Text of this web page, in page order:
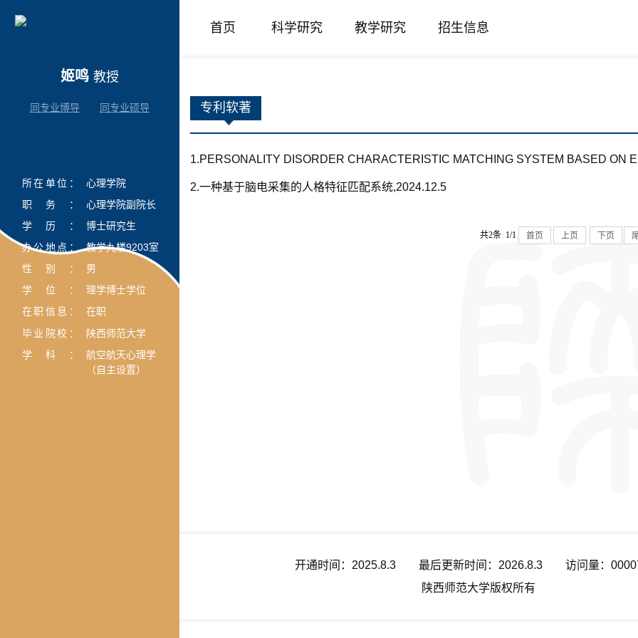
首页 科学研究 教学研究 招生信息
姬鸣 教授
同专业博导 同专业硕导
所在单位：
心理学院
职务：
心理学院副院长
学历：
博士研究生
办公地点：
教学九楼9203室
性别：
男
学位：
理学博士学位
在职信息：
在职
毕业院校：
陕西师范大学
学科：
航空航天心理学
（自主设置）
专利软著
1.PERSONALITY DISORDER CHARACTERISTIC MATCHING SYSTEM BASED ON
2.一种基于脑电采集的人格特征匹配系统,2024.12.5
共2条 1/1 首页 上页 下页
开通时间： 2025.8.3 最后更新时间： 2026.8.3 访问量：
陕西师范大学版权所有